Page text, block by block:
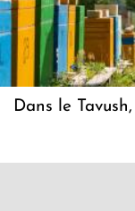
Dans le